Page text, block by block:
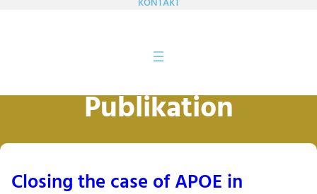
Publikation
Closing the case of APOE in